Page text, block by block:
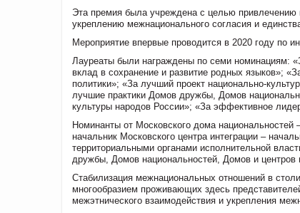
Эта премия была учреждена с целью привлечению
укреплению межнационального согласия и
Мероприятие впервые проводится в 2020 году по
Лауреаты были награждены по семи номинациям:
вклад в сохранение и развитие родных языков»;
политики»; «За лучший проект национально-
лучшие практики Домов дружбы, Домов
культуры народов России»; «За эффективное
Номинанты от Московского дома
начальник Московского центра интеграции –
территориальными органами исполнительной
дружбы, Домов национальностей, Домов и центров
Стабилизация межнациональных отношений в
многообразием проживающих здесь
межэтнического взаимодействия и укрепления